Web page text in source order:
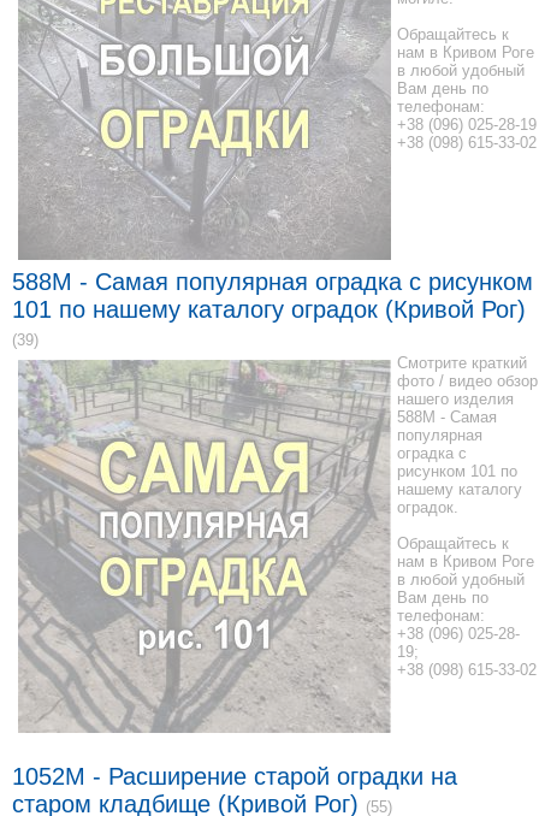
Обращайтесь к
нам в Кривом Роге
в любой удобный
Вам день по
телефонам:
+38 (096) 025-28-19
+38 (098) 615-33-02
588M - Самая популярная оградка с рисунком
101 по нашему каталогу оградок (Кривой Рог)
(39)
Смотрите краткий
фото / видео обзор
нашего изделия
588M - Самая
популярная
оградка с
рисунком 101 по
нашему каталогу
оградок.
Обращайтесь к
нам в Кривом Роге
в любой удобный
Вам день по
телефонам:
+38 (096) 025-28-
19;
+38 (098) 615-33-02
1052M - Расширение старой оградки на
старом кладбище (Кривой Рог) (55)